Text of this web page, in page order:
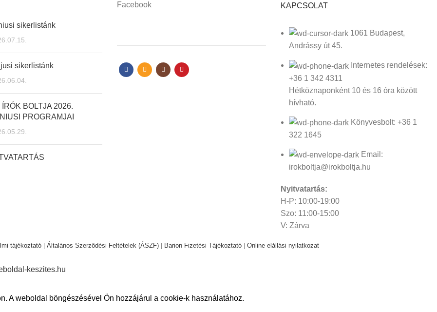
sikerlistánk
sikerlistánk
ÍRÓK BOLTJA 2026.
PROGRAMJAI
Facebook KAPCSOLAT
1061 Budapest,
Andrássy út 45.
Internetes rendelések:
+36 1 342 4311
Hétköznaponként 10 és 16 óra között
hívható.
Könyvesbolt: +36 1
322 1645
Email:
irokboltja@irokboltja.hu
Nyitvatartás:
H-P: 10:00-19:00
Szo: 11:00-15:00
V: Zárva
tájékoztató Általános Szerződési Feltételek (ÁSZF) Barion Fizetési Tájékoztató Online elállási nyilatkozat
keszites.hu
A weboldal böngészésével Ön hozzájárul a cookie-k használatához.